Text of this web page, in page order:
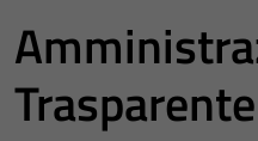
Trasparente